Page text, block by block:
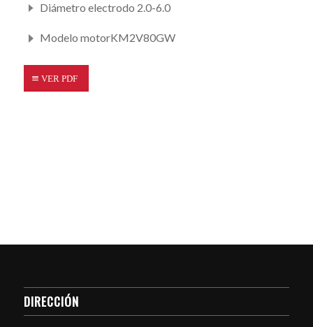
Diámetro electrodo 2.0-6.0
Modelo motorKM2V80GW
VER PDF
DIRECCIÓN